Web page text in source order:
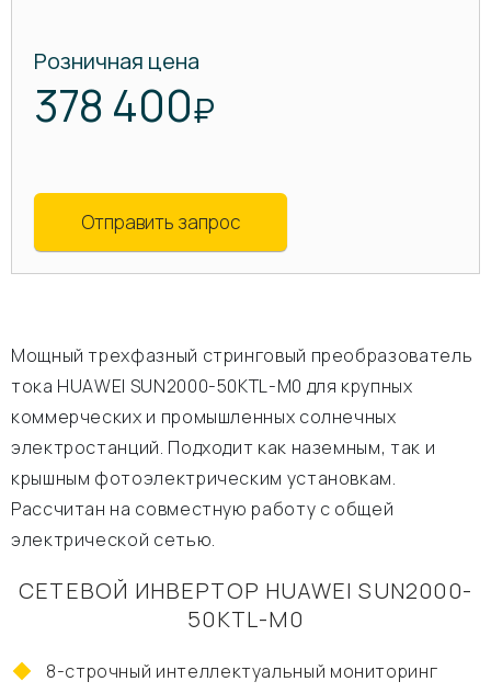
Розничная цена
378 400₽
Отправить запрос
Мощный трехфазный стринговый преобразователь
тока HUAWEI SUN2000-50KTL-M0 для крупных
коммерческих и промышленных солнечных
электростанций. Подходит как наземным, так и
крышным фотоэлектрическим установкам.
Рассчитан на совместную работу с общей
электрической сетью.
СЕТЕВОЙ ИНВЕРТОР HUAWEI SUN2000-
50KTL-M0
8-строчный интеллектуальный мониторинг